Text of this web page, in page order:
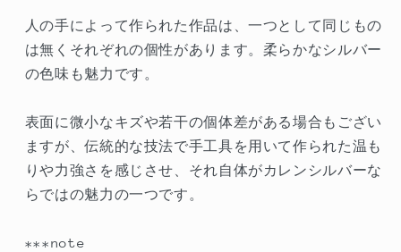
ッ
ク
＞
ッ
ク
＞
人の手によって作られた作品は、一つとして同じもの
は無くそれぞれの個性があります。柔らかなシルバー
の色味も魅力です。
表面に微小なキズや若干の個体差がある場合もござい
ますが、伝統的な技法で手工具を用いて作られた温も
りや力強さを感じさせ、それ自体がカレンシルバーな
らではの魅力の一つです。
***note